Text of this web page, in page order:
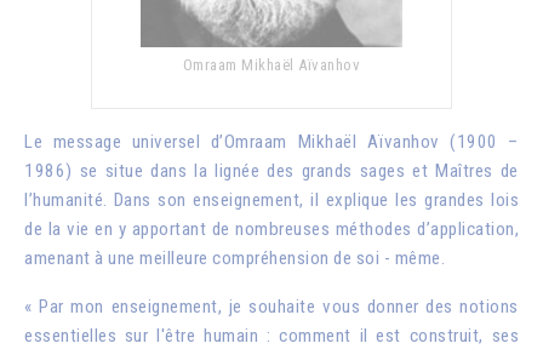
Omraam Mikhaël Aïvanhov
Le message universel d’Omraam Mikhaël Aïvanhov (1900 –
1986) se situe dans la lignée des grands sages et Maîtres de
l’humanité. Dans son enseignement, il explique les grandes lois
de la vie en y apportant de nombreuses méthodes d’application,
amenant à une meilleure compréhension de soi - même.
« Par mon enseignement, je souhaite vous donner des notions
essentielles sur l'être humain : comment il est construit, ses